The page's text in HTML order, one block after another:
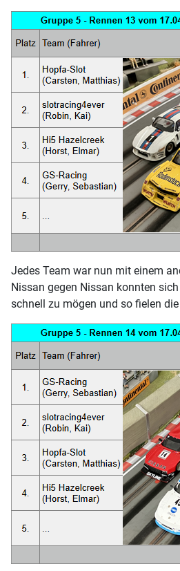
Jedes Team war nun mit einem
Nissan gegen Nissan konnten
schnell zu mögen und so fielen